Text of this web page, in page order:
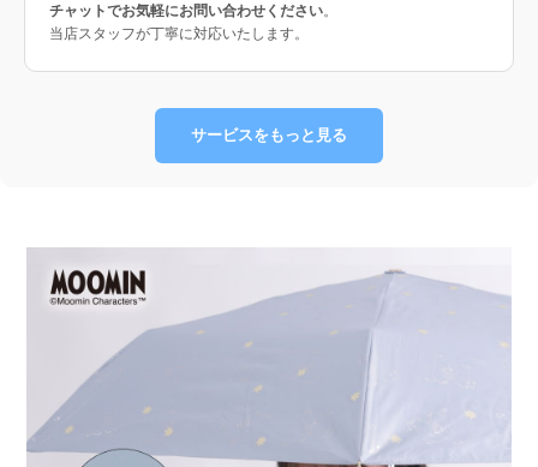
チャットでお気軽にお問い合わせください。
当店スタッフが丁寧に対応いたします。
サービスをもっと見る